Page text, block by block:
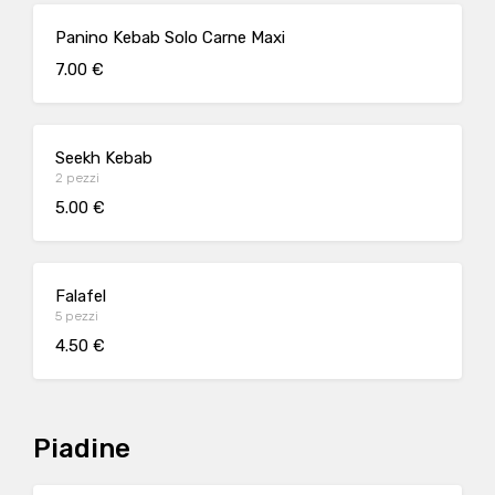
Panino Kebab Solo Carne Maxi
7.00 €
Seekh Kebab
2 pezzi
5.00 €
Falafel
5 pezzi
4.50 €
Piadine